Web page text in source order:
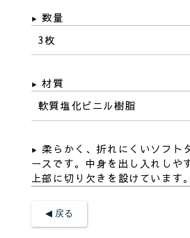
数量
3枚
材質
軟質塩化ビニル樹脂
柔らかく、折れにくいソフト
ースです。中身を出し入れしや
上部に切り欠きを設けています。
◀︎ 戻る